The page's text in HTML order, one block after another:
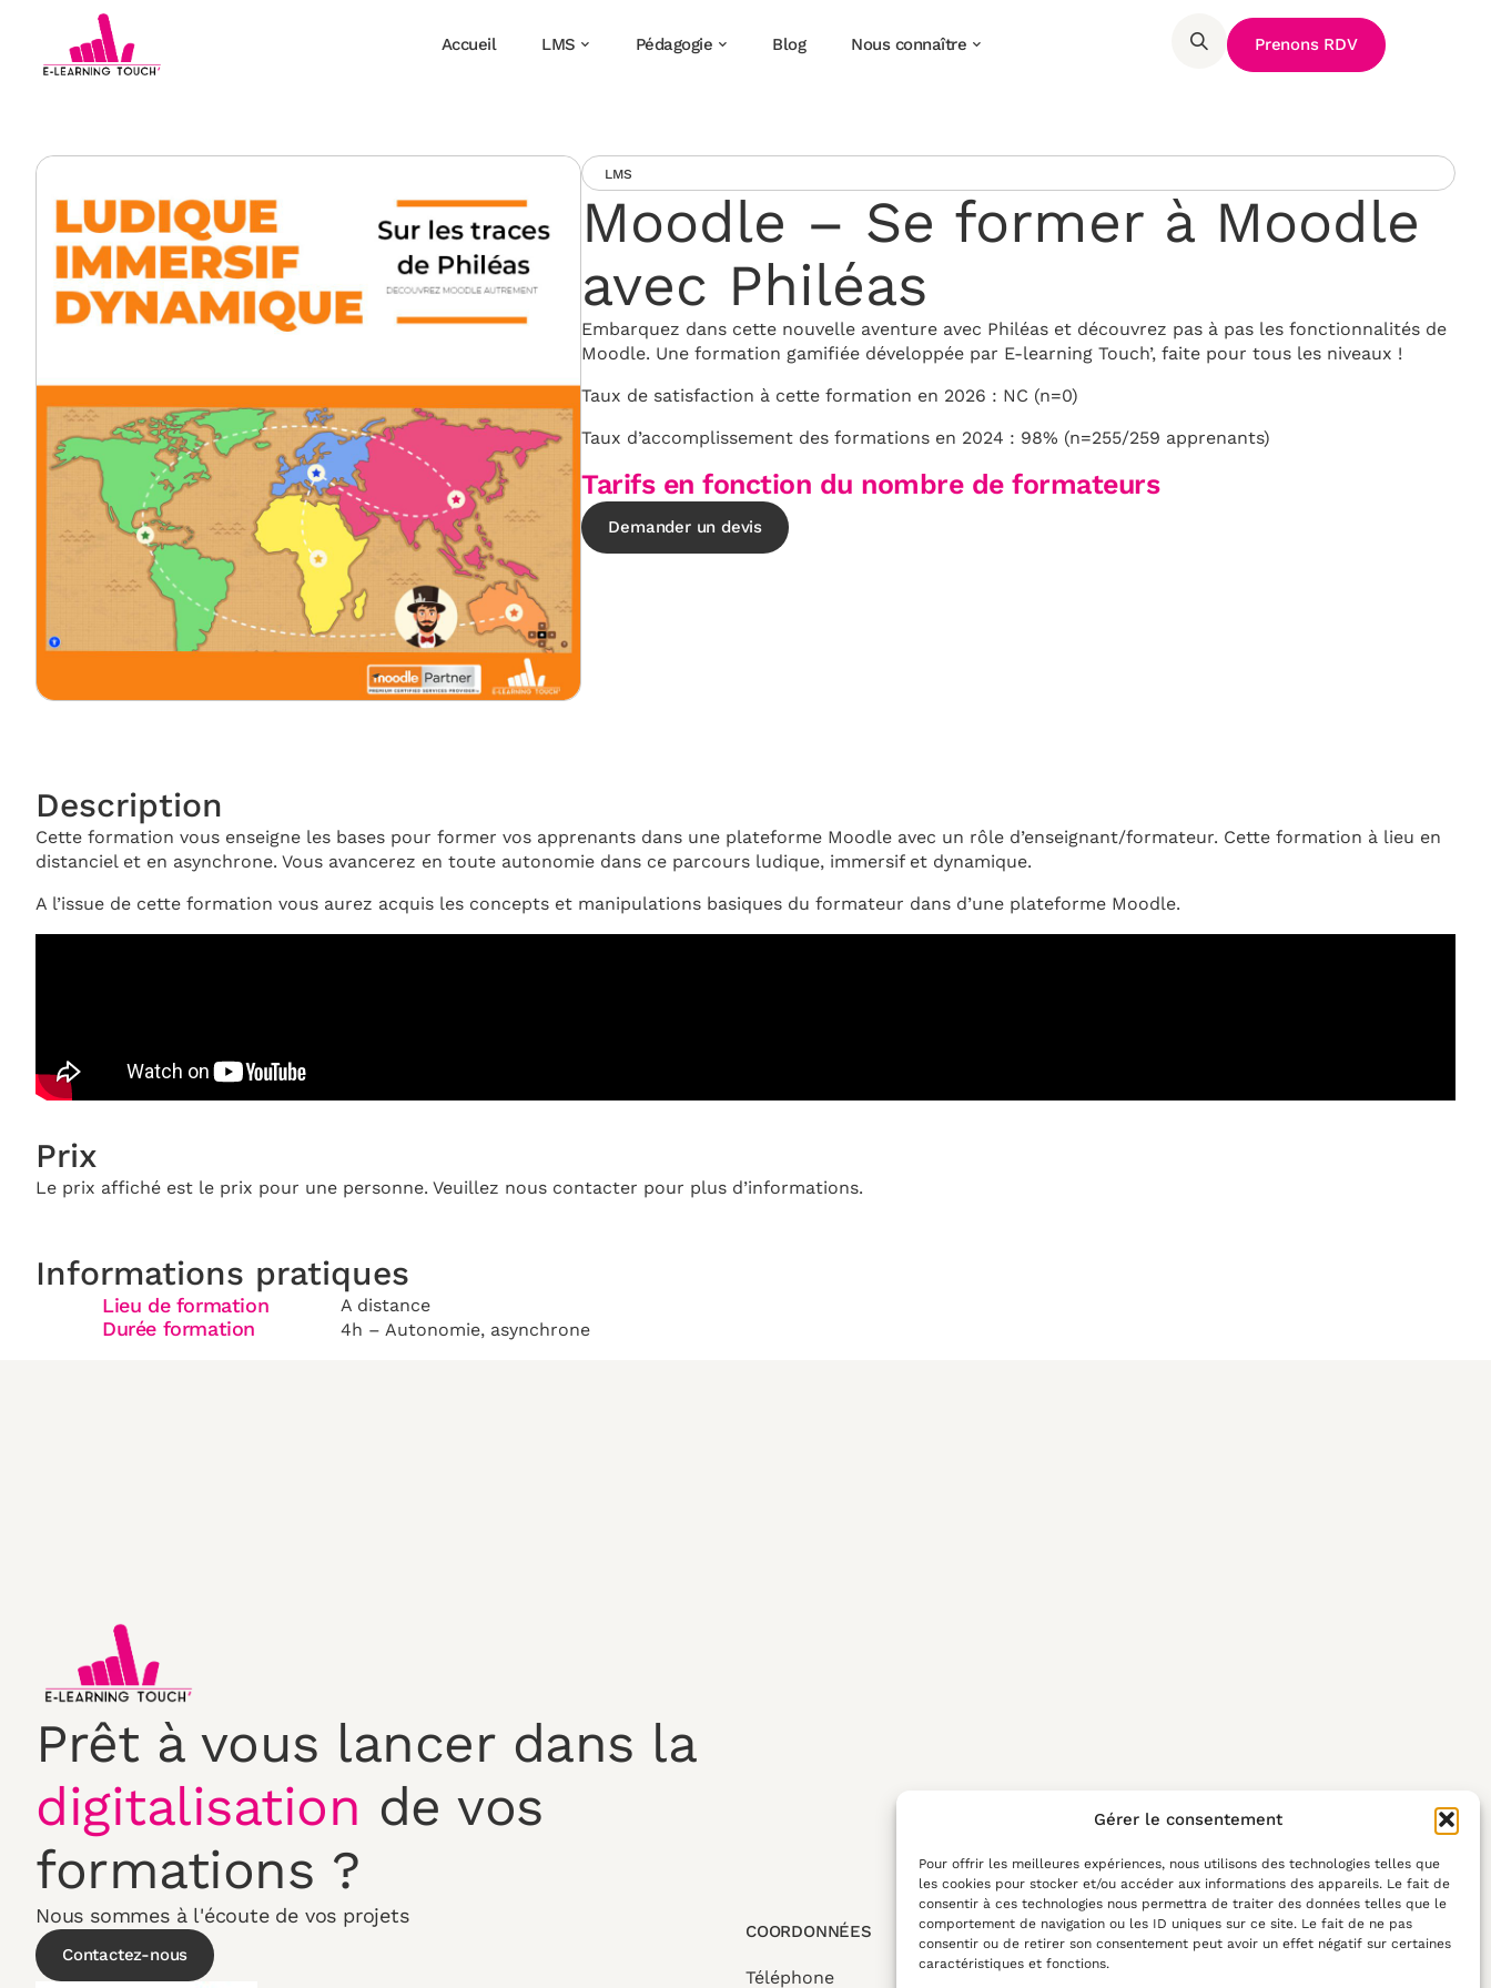
Gérer le consentement
Pour offrir les meilleures expériences, nous utilisons des technologies telles que
les cookies pour stocker et/ou accéder aux informations des appareils. Le fait de
consentir à ces technologies nous permettra de traiter des données telles que le
comportement de navigation ou les ID uniques sur ce site. Le fait de ne pas
consentir ou de retirer son consentement peut avoir un effet négatif sur certaines
caractéristiques et fonctions.
Accueil LMS Pédagogie Blog Nous connaître Prenons RDV
LMS
Moodle – Se former à Moodle
avec Philéas
Embarquez dans cette nouvelle aventure avec Philéas et découvrez pas à pas les fonctionnalités de
Moodle. Une formation gamifiée développée par E-learning Touch’, faite pour tous les niveaux !
Taux de satisfaction à cette formation en 2026 : NC (n=0)
Taux d’accomplissement des formations en 2024 : 98% (n=255/259 apprenants)
Tarifs en fonction du nombre de formateurs
Demander un devis
Description
Cette formation vous enseigne les bases pour former vos apprenants dans une plateforme Moodle avec un rôle d’enseignant/formateur. Cette formation à lieu en
distanciel et en asynchrone. Vous avancerez en toute autonomie dans ce parcours ludique, immersif et dynamique.
A l’issue de cette formation vous aurez acquis les concepts et manipulations basiques du formateur dans d’une plateforme Moodle.
Prix
Le prix affiché est le prix pour une personne. Veuillez nous contacter pour plus d’informations.
Informations pratiques
Lieu de formation
Durée formation
A distance
4h – Autonomie, asynchrone
Prêt à vous lancer dans la
digitalisation de vos
formations ?
Nous sommes à l'écoute de vos projets
Contactez-nous
COORDONNÉES
Téléphone